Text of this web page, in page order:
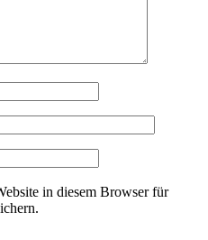
in diesem Browser für